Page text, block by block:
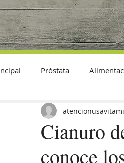
Próstata
Datos Curiosos
Cianuro
conoce